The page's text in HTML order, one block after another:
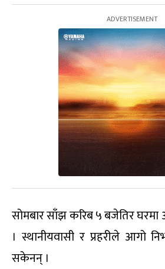
सोमबार साँझ करिब ५ बजेतिर
। स्थानीयवासी र प्रहरीले आगो
सकेनन् ।